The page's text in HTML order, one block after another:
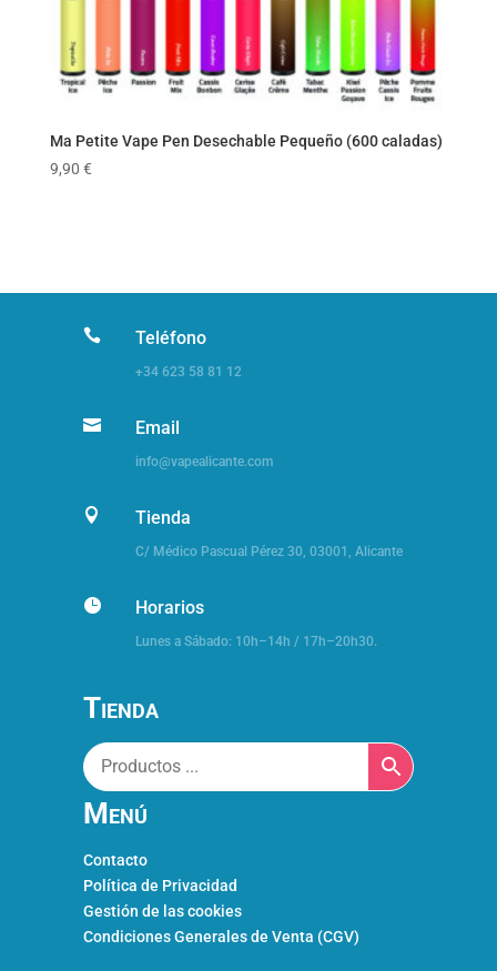
Ma Petite Vape Pen Desechable Pequeño (600 caladas)
9,90 €
 Teléfono
+34 623 58 81 12
 Email
info@vapealicante.com
 Tienda
C/ Médico Pascual Pérez 30, 03001, Alicante
 Horarios
Lunes a Sábado: 10h–14h / 17h–20h30.
Tienda
Menú
Contacto
Política de Privacidad
Gestión de las cookies
Condiciones Generales de Venta (CGV)